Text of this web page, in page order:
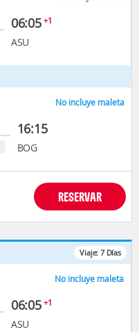
06:05+1
ASU
No incluye maleta
16:15
BOG
RESERVAR
Viaje: 7 Días
No incluye maleta
06:05+1
ASU